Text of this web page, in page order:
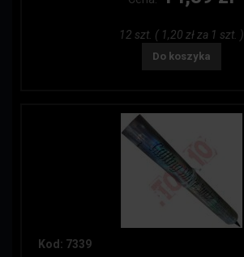
12 szt. ( 1,20 zł za 1 szt. )
Do koszyka
Kod: 7339